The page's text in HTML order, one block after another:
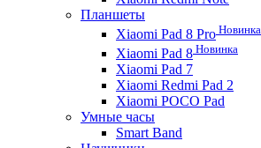
Планшеты
Xiaomi Pad 8 Pro Новинка
Xiaomi Pad 8 Новинка
Xiaomi Pad 7
Xiaomi Redmi Pad 2
Xiaomi POCO Pad
Умные часы
Smart Band